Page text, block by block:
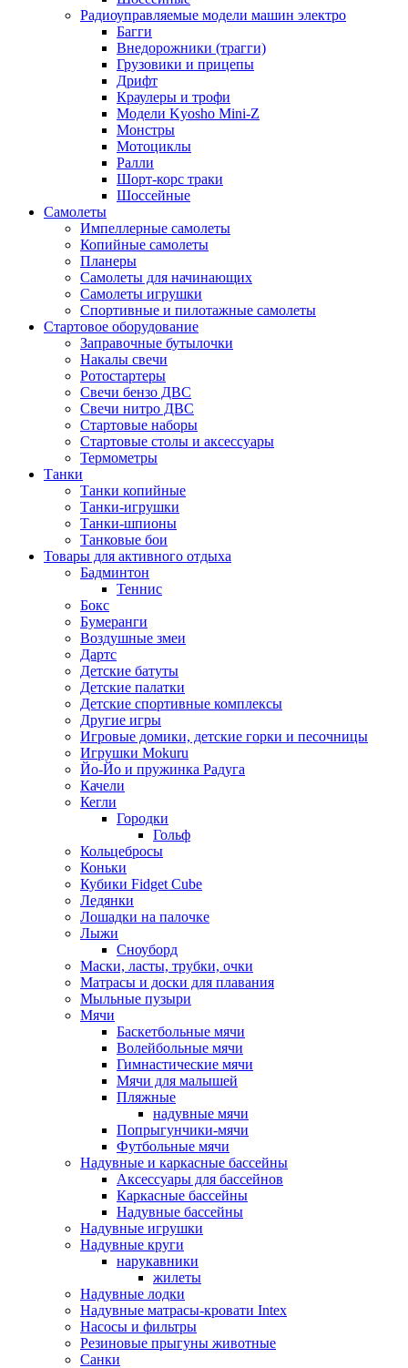
Радиоуправляемые модели машин электро
Багги
Внедорожники (трагги)
Грузовики и прицепы
Дрифт
Краулеры и трофи
Модели Kyosho Mini-Z
Монстры
Мотоциклы
Ралли
Шорт-корс траки
Шоссейные
Самолеты
Импеллерные самолеты
Копийные самолеты
Планеры
Самолеты для начинающих
Самолеты игрушки
Спортивные и пилотажные самолеты
Стартовое оборудование
Заправочные бутылочки
Накалы свечи
Ротостартеры
Свечи бензо ДВС
Свечи нитро ДВС
Стартовые наборы
Стартовые столы и аксессуары
Термометры
Танки
Танки копийные
Танки-игрушки
Танки-шпионы
Танковые бои
Товары для активного отдыха
Бадминтон
Теннис
Бокс
Бумеранги
Воздушные змеи
Дартс
Детские батуты
Детские палатки
Детские спортивные комплексы
Другие игры
Игровые домики, детские горки и песочницы
Игрушки Mokuru
Йо-Йо и пружинка Радуга
Качели
Кегли
Городки
Гольф
Кольцебросы
Коньки
Кубики Fidget Cube
Ледянки
Лошадки на палочке
Лыжи
Сноуборд
Маски, ласты, трубки, очки
Матрасы и доски для плавания
Мыльные пузыри
Мячи
Баскетбольные мячи
Волейбольные мячи
Гимнастические мячи
Мячи для малышей
Пляжные
надувные мячи
Попрыгунчики-мячи
Футбольные мячи
Надувные и каркасные бассейны
Аксессуары для бассейнов
Каркасные бассейны
Надувные бассейны
Надувные игрушки
Надувные круги
нарукавники
жилеты
Надувные лодки
Надувные матрасы-кровати Intex
Насосы и фильтры
Резиновые прыгуны животные
Санки